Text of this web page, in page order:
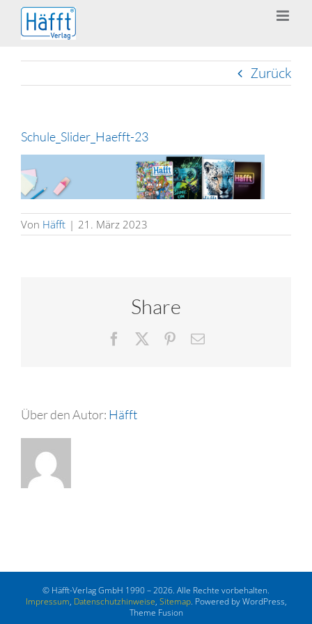
Zum
Inhalt
springen
Zurück
Schule_Slider_Haefft-23
Von Häfft | 21. März 2023
Share
Facebook Pinterest
E-
Über den Autor: Häfft
© Häfft-Verlag GmbH 1990 – 2026. Alle Rechte vorbehalten.
Impressum, Datenschutzhinweise, Sitemap. Powered by WordPress,
Theme Fusion